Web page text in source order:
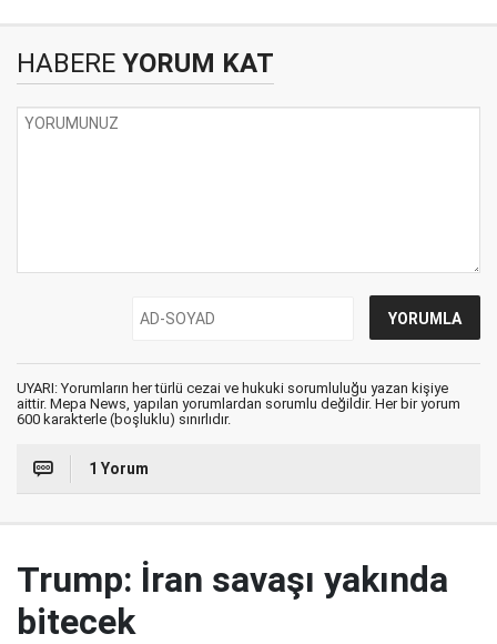
HABERE YORUM KAT
UYARI: Yorumların her türlü cezai ve hukuki sorumluluğu yazan kişiye
aittir. Mepa News, yapılan yorumlardan sorumlu değildir. Her bir yorum
600 karakterle (boşluklu) sınırlıdır.
1 Yorum
Trump: İran savaşı yakında
bitecek